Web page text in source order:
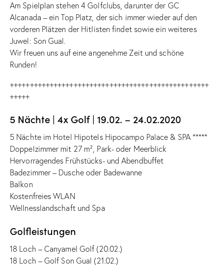
Am Spielplan stehen 4 Golfclubs, darunter der GC
Alcanada – ein Top Platz, der sich immer wieder auf den
vorderen Plätzen der Hitlisten findet sowie ein weiteres
Juwel: Son Gual.
Wir freuen uns auf eine angenehme Zeit und schöne
Runden!
++++++++++++++++++++++++++++++++++++++++++++++++++
+++++
5 Nächte | 4x Golf | 19.02. – 24.02.2020
5 Nächte im Hotel Hipotels Hipocampo Palace & SPA *****
Doppelzimmer mit 27 m², Park- oder Meerblick
Hervorragendes Frühstücks- und Abendbuffet
Badezimmer – Dusche oder Badewanne
Balkon
Kostenfreies WLAN
Wellnesslandschaft und Spa
Golfleistungen
18 Loch – Canyamel Golf (20.02.)
18 Loch – Golf Son Gual (21.02.)